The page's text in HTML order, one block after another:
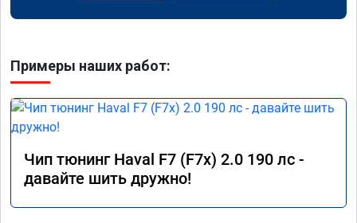
Примеры наших работ:
Чип тюнинг Haval F7 (F7x) 2.0 190 лс -
давайте шить дружно!